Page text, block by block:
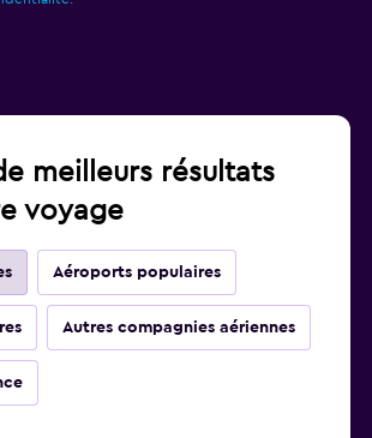
meilleurs résultats
voyage
Aéroports populaires
Autres compagnies aériennes